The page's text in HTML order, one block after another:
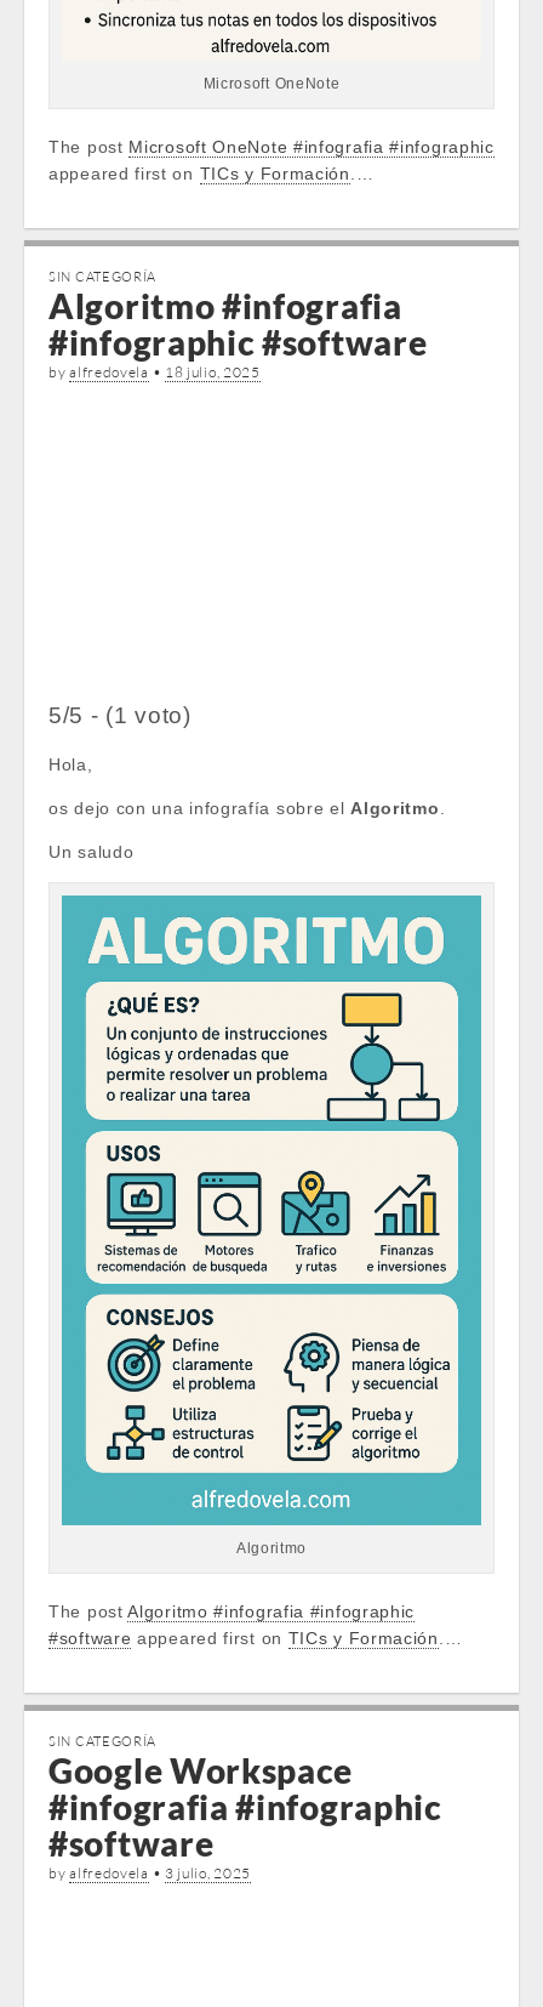
Microsoft OneNote
The post Microsoft OneNote #infografia #infographic
appeared first on TICs y Formación
SIN CATEGORÍA
Algoritmo #infografia
#infographic #software
byalfredovela • 18 julio, 2025
5/5 - (1 voto)
Hola,
os dejo con una infografía sobre el Algoritmo
Un saludo
Algoritmo
The postAlgoritmo #infografia #infographic
#software appeared first on TICs y Formación
SIN CATEGORÍA
Google Workspace
#infografia #infographic
#software
byalfredovela • 3 julio, 2025